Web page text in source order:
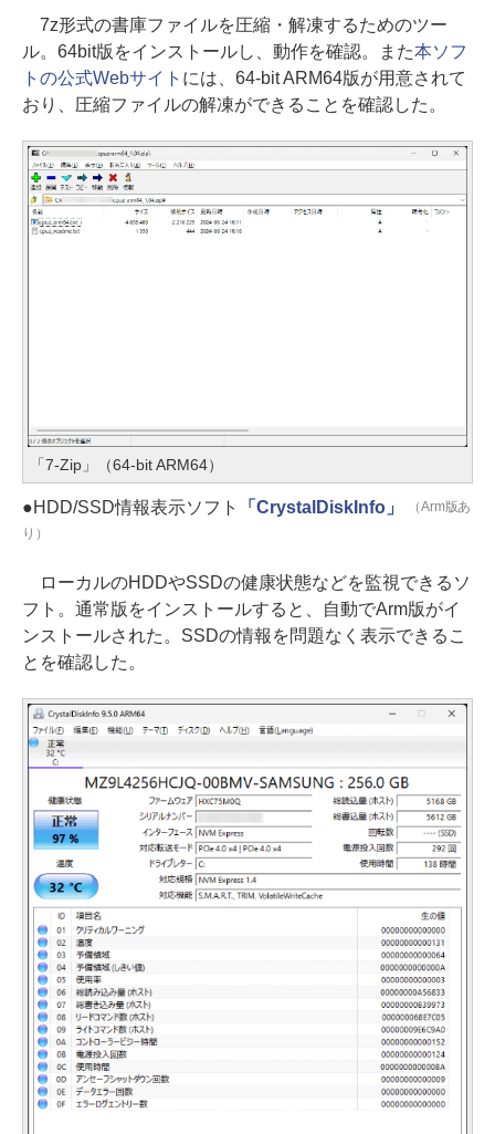
7z形式の書庫ファイルを圧縮・解凍するためのツー
ル。64bit版をインストールし、動作を確認。また本ソフ
トの公式Webサイト には、64-bit ARM64版が用意されて
おり、圧縮ファイルの解凍ができることを確認した。
「7-Zip」（64-bit ARM64）
●HDD/SSD情報表示ソフト 「CrystalDiskInfo」
（Arm版あ
り）
ローカルのHDDやSSDの健康状態などを監視できるソ
フト。通常版をインストールすると、自動でArm版がイ
ンストールされた。SSDの情報を問題なく表示できるこ
とを確認した。